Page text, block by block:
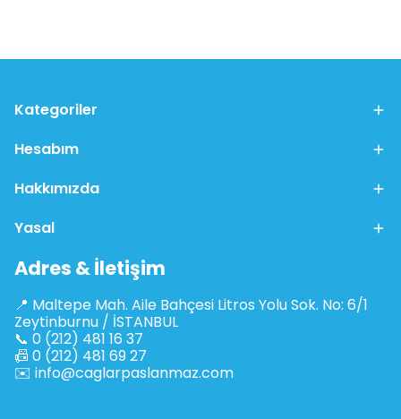
Kategoriler
Hesabım
Hakkımızda
Yasal
Adres & İletişim
📍 Maltepe Mah. Aile Bahçesi Litros Yolu Sok. No: 6/1
Zeytinburnu / İSTANBUL
📞 0 (212) 481 16 37
📠 0 (212) 481 69 27
✉️ info@caglarpaslanmaz.com